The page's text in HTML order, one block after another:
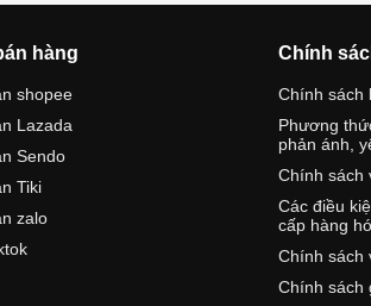
hàng
shopee
Lazada
Sendo
Tiki
zalo
Chính
Chính sách
Phương
phản ánh,
Chính sách
Các điều
cấp hàng
Chính sách
Chính sách